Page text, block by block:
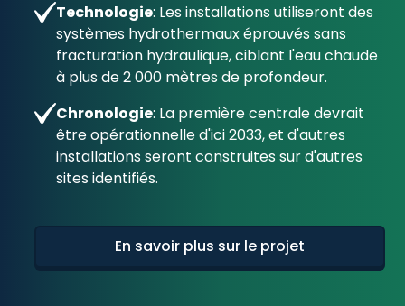
Technologie: Les installations utiliseront des
systèmes hydrothermaux éprouvés sans
fracturation hydraulique, ciblant l'eau chaude
à plus de 2 000 mètres de profondeur.
Chronologie: La première centrale devrait
être opérationnelle d'ici 2033, et d'autres
installations seront construites sur d'autres
sites identifiés.
En savoir plus sur le projet